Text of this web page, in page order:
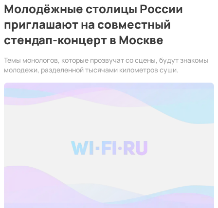
Молодёжные столицы России
приглашают на совместный
стендап-концерт в Москве
Темы монологов, которые прозвучат со сцены, будут знакомы
молодежи, разделенной тысячами километров суши.